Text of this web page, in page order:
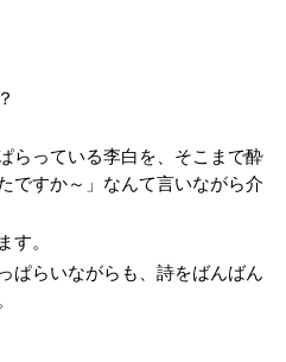
らっている李白を、そこまで酔
ですか～」なんて言いながら介
す。
ぱらいながらも、詩をばんばん